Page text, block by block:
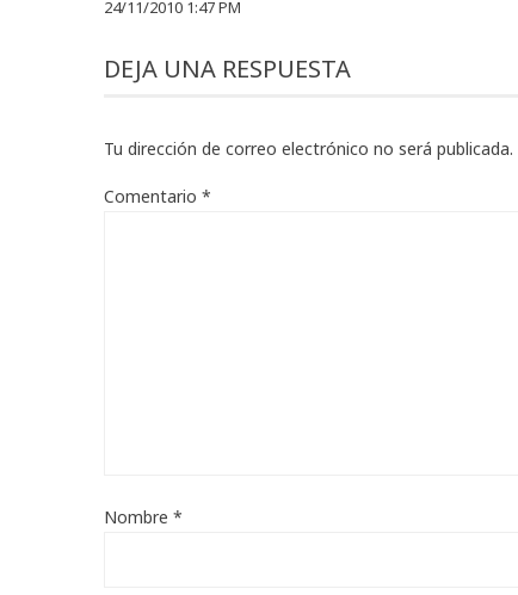
24/11/2010 1:47 PM
DEJA UNA RESPUESTA
Tu dirección de correo electrónico no será publicada.
Comentario *
Nombre *